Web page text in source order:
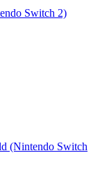
Switch 2)
(Nintendo Switch